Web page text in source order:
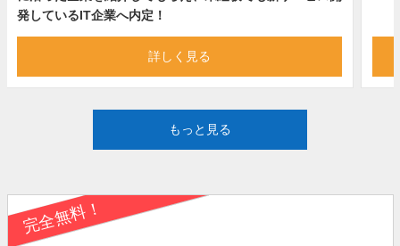
発しているIT企業へ内定！
詳しく見る
もっと見る
完全無料！